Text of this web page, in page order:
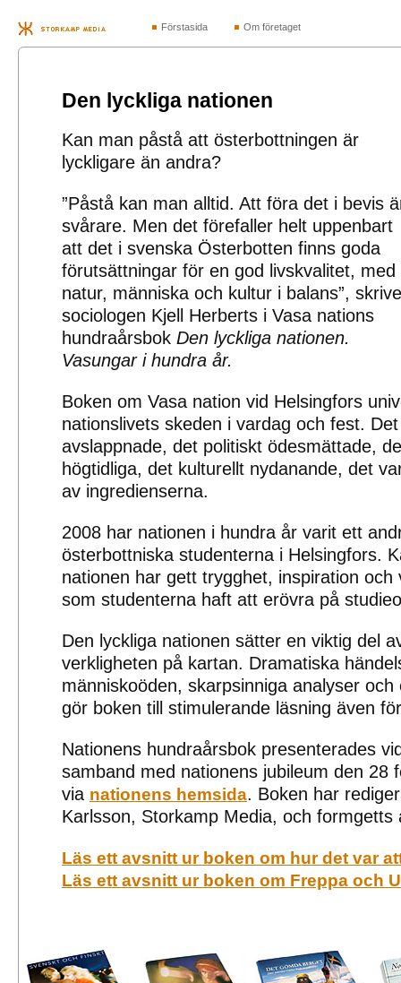
Förstasida Om företaget
Den lyckliga nationen
Kan man påstå att österbottningen är
lyckligare än andra?
”Påstå kan man alltid. Att föra det i bevis
svårare. Men det förefaller helt uppenbart
att det i svenska Österbotten finns goda
förutsättningar för en god livskvalitet, med
natur, människa och kultur i balans”,
sociologen Kjell Herberts i Vasa nations
hundraårsbok Den lyckliga nationen.
Vasungar i hundra år.
Boken om Vasa nation vid Helsingfors
nationslivets skeden i vardag och fest.
avslappnade, det politiskt ödesmättade,
högtidliga, det kulturellt nydanande, det
av ingredienserna.
2008 har nationen i hundra år varit ett
österbottniska studenterna i Helsingfors.
nationen har gett trygghet, inspiration och
som studenterna haft att erövra på
Den lyckliga nationen sätter en viktig del
verkligheten på kartan. Dramatiska
människoöden, skarpsinniga analyser
gör boken till stimulerande läsning även
Nationens hundraårsbok presenterades
samband med nationens jubileum den 28
via nationens hemsida. Boken har
Karlsson, Storkamp Media, och formgetts
Läs ett avsnitt ur boken om hur det var
Läs ett avsnitt ur boken om Freppa och